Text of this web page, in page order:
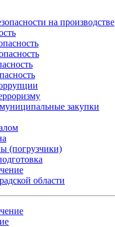
на производстве
закупки
(погрузчики)
области